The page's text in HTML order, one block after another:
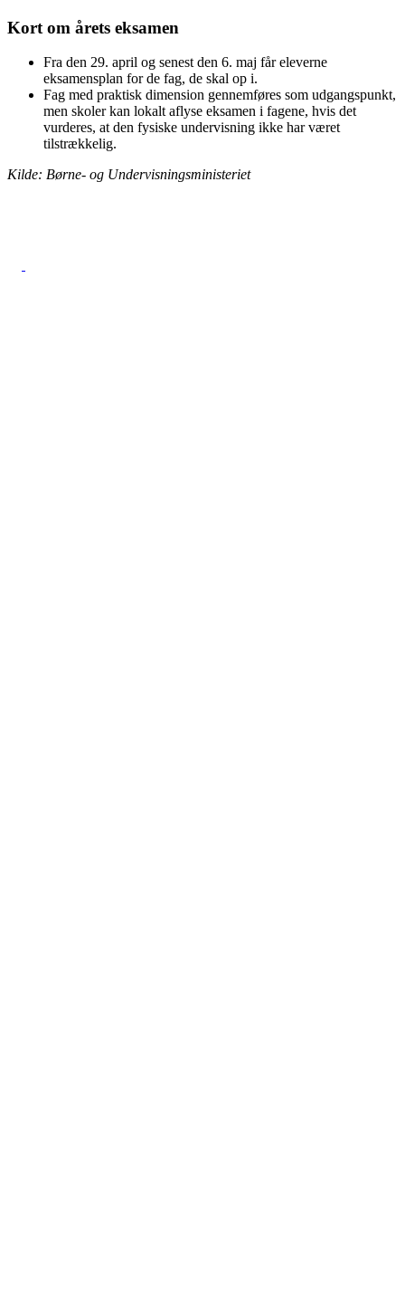
Kort om årets eksamen
Fra den 29. april og senest den 6. maj får eleverne
eksamensplan for de fag, de skal op i.
Fag med praktisk dimension gennemføres som udgangspunkt,
men skoler kan lokalt aflyse eksamen i fagene, hvis det
vurderes, at den fysiske undervisning ikke har været
tilstrækkelig.
Kilde: Børne- og Undervisningsministeriet